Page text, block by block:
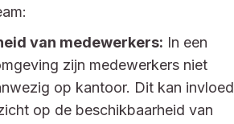
van medewerkers: In een
zijn medewerkers niet
op kantoor. Dit kan invloed
op de beschikbaarheid van